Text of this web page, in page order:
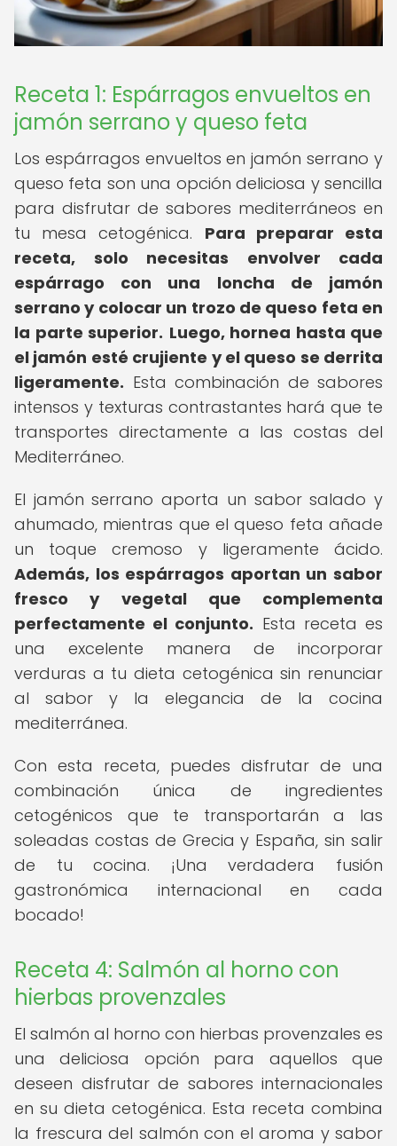
Receta 1: Espárragos envueltos en
jamón serrano y queso feta
Los espárragos envueltos en jamón serrano y
queso feta son una opción deliciosa y sencilla
para disfrutar de sabores mediterráneos en
tu mesa cetogénica. Para preparar esta
receta, solo necesitas envolver cada
espárrago con una loncha de jamón
serrano y colocar un trozo de queso feta en
la parte superior. Luego, hornea hasta que
el jamón esté crujiente y el queso se derrita
ligeramente. Esta combinación de sabores
intensos y texturas contrastantes hará que te
transportes directamente a las costas del
Mediterráneo.
El jamón serrano aporta un sabor salado y
ahumado, mientras que el queso feta añade
un toque cremoso y ligeramente ácido.
Además, los espárragos aportan un sabor
fresco y vegetal que complementa
perfectamente el conjunto. Esta receta es
una excelente manera de incorporar
verduras a tu dieta cetogénica sin renunciar
al sabor y la elegancia de la cocina
mediterránea.
Con esta receta, puedes disfrutar de una
combinación única de ingredientes
cetogénicos que te transportarán a las
soleadas costas de Grecia y España, sin salir
de tu cocina. ¡Una verdadera fusión
gastronómica internacional en cada
bocado!
Receta 4: Salmón al horno con
hierbas provenzales
El salmón al horno con hierbas provenzales es
una deliciosa opción para aquellos que
deseen disfrutar de sabores internacionales
en su dieta cetogénica. Esta receta combina
la frescura del salmón con el aroma y sabor